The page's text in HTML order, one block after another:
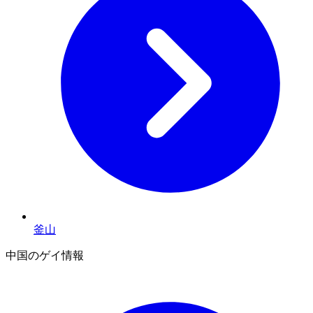
釜山
中国のゲイ情報